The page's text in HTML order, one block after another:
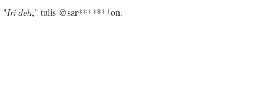
"Iri deh," tulis @sar*******on.